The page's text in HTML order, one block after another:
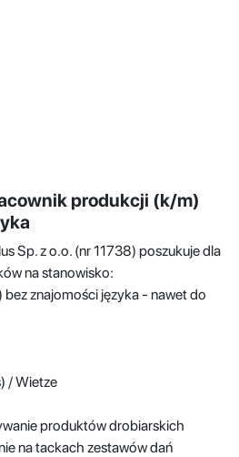
produkcji (k/m)
Sp. z o.o. (nr 11738) poszukuje dla
na stanowisko:
znajomości języka - nawet do
/ Wietze
produktów drobiarskich
na tackach zestawów dań